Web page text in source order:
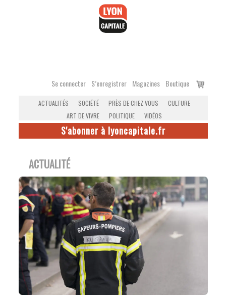
Se connecter S’enregistrer Magazines Boutique
Voir
ACTUALITÉS SOCIÉTÉ PRÈS DE CHEZ VOUS
CULTURE
ART DE VIVRE
POLITIQUE VIDÉOS
S'abonner à lyoncapitale.fr
ACTUALITÉ